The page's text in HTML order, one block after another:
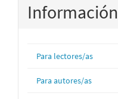
Información
Para lectores/as
Para autores/as